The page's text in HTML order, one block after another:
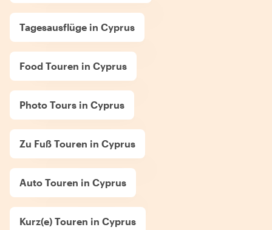
Tagesausflüge in Cyprus
Food Touren in Cyprus
Photo Tours in Cyprus
Zu Fuß Touren in Cyprus
Auto Touren in Cyprus
Kurz(e) Touren in Cyprus